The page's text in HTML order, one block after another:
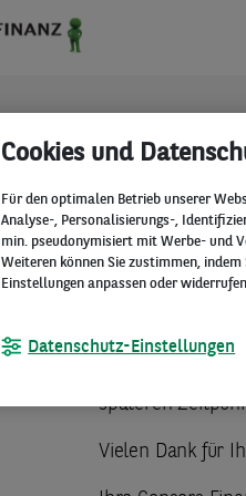
TECHNISCHER
Beim
Bitte stellen Sie
verwenden Sie
späteren
Vielen Dank für
Cookies und
Für den optimalen Betrieb unserer
Analyse-, Personalisierungs-,
min. pseudonymisiert mit Werbe- und
Weiteren können Sie zustimmen,
Einstellungen anpassen oder
Datenschutz-Einstellungen